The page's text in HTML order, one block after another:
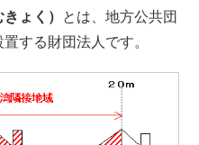
ょく）
とは、地方公共団
する財団法人です。